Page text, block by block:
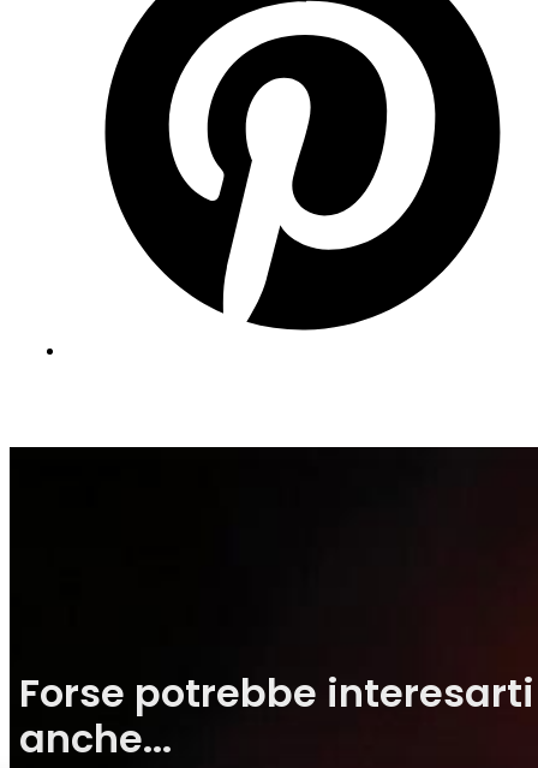
Forse potrebbe interesarti
anche...